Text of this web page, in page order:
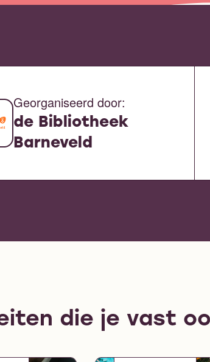
Georganiseerd door:
de Bibliotheek
Barneveld
die je vast